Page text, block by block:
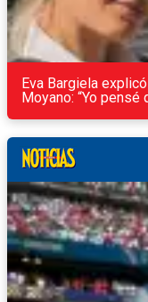
Eva Bargiela
Moyano: “Yo